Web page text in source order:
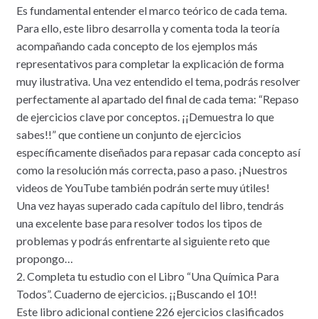
Es fundamental entender el marco teórico de cada tema.
Para ello, este libro desarrolla y comenta toda la teoría
acompañando cada concepto de los ejemplos más
representativos para completar la explicación de forma
muy ilustrativa. Una vez entendido el tema, podrás resolver
perfectamente al apartado del final de cada tema: “Repaso
de ejercicios clave por conceptos. ¡¡Demuestra lo que
sabes!!” que contiene un conjunto de ejercicios
específicamente diseñados para repasar cada concepto así
como la resolución más correcta, paso a paso. ¡Nuestros
videos de YouTube también podrán serte muy útiles!
Una vez hayas superado cada capítulo del libro, tendrás
una excelente base para resolver todos los tipos de
problemas y podrás enfrentarte al siguiente reto que
propongo…
2. Completa tu estudio con el Libro “Una Química Para
Todos”. Cuaderno de ejercicios. ¡¡Buscando el 10!!
Este libro adicional contiene 226 ejercicios clasificados